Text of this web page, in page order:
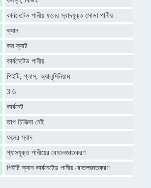
কার্বনেটেড পানীয় ফলের স্বাদযুক্ত সোডা পানীয়
ক্যান
কম ফ্যাট
কার্বনেটেড পানীয়
পিইটি, গ্লাস, অ্যালুমিনিয়াম
3.6
কার্বনেট
তাপ চিকিত্সা নেই
ফলের স্বাদ
গ্যাসযুক্ত পানীয়ের বোতলজাতকরণ
পিইটি ক্যান কার্বনেটেড পানীয় বোতলজাতকরণ